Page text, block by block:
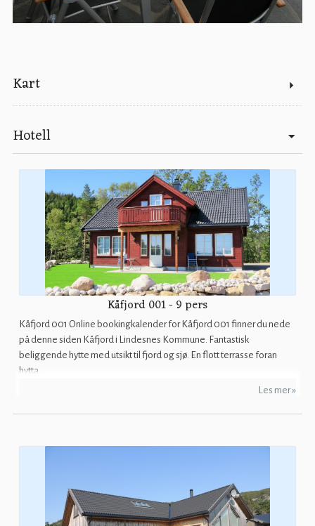
Kart
Hotell
Kåfjord 001 - 9 pers
Kåfjord 001 Online bookingkalender for Kåfjord 001 finner du nede
på denne siden Kåfjord i Lindesnes Kommune. Fantastisk
beliggende hytte med utsikt til fjord og sjø. En flott terrasse foran
hytta...
Les mer »